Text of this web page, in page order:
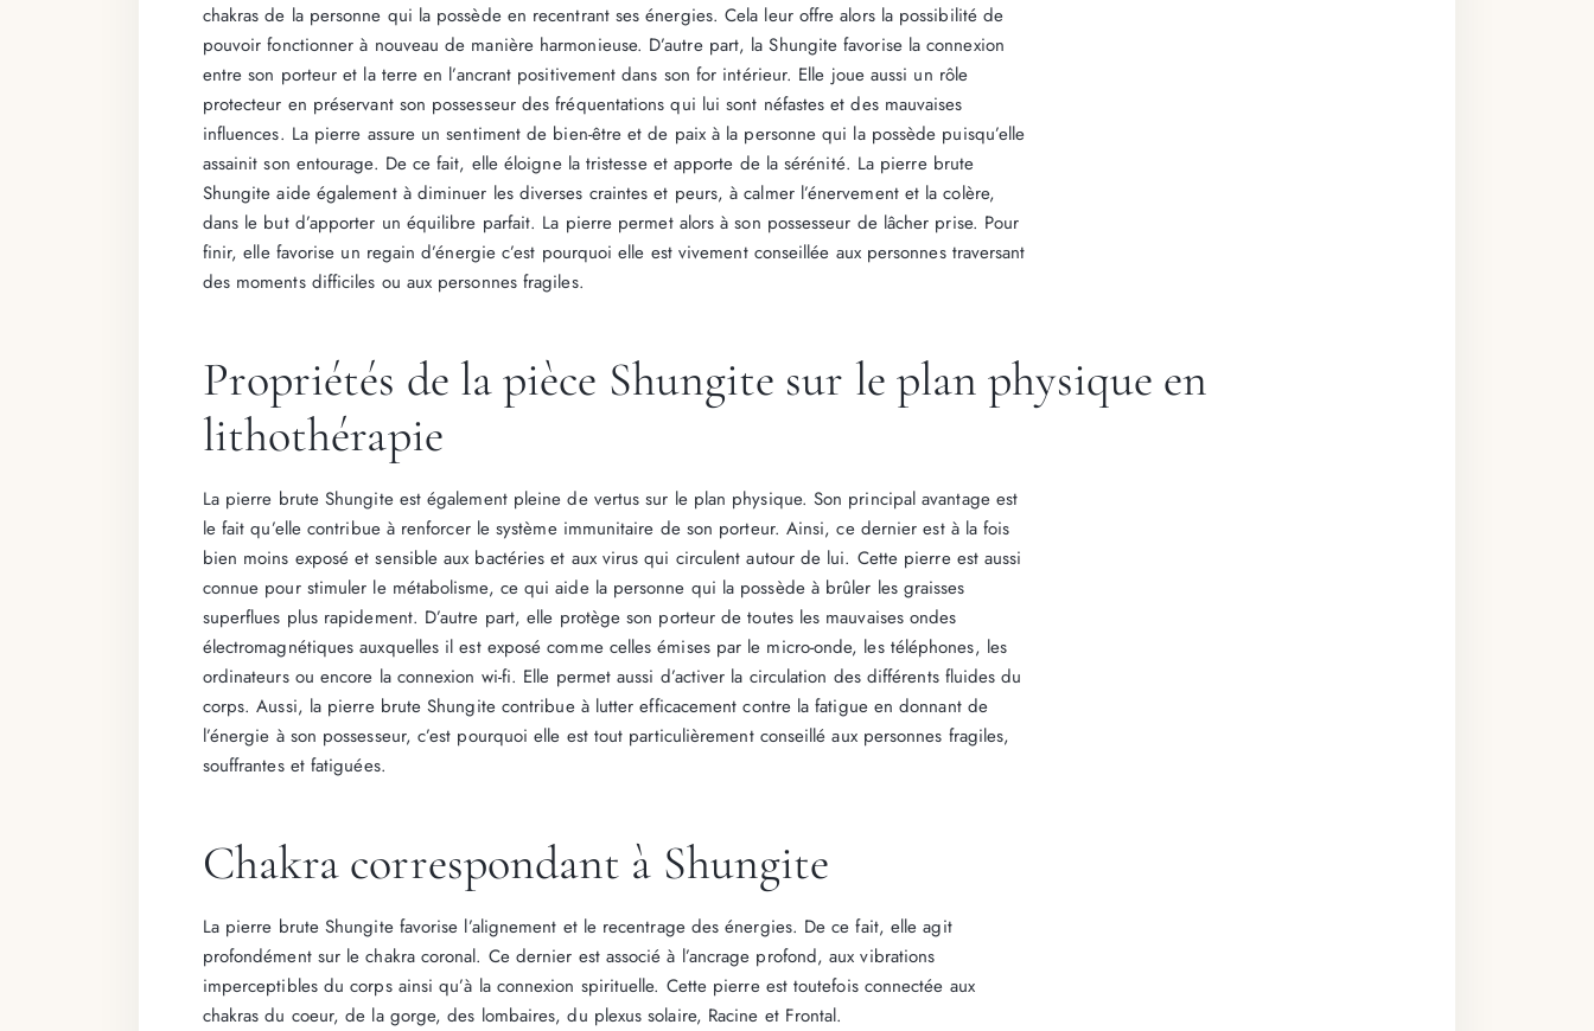
chakras de la personne qui la possède en recentrant ses énergies. Cela leur offre alors la possibilité de
pouvoir fonctionner à nouveau de manière harmonieuse. D’autre part, la Shungite favorise la connexion
entre son porteur et la terre en l’ancrant positivement dans son for intérieur. Elle joue aussi un rôle
protecteur en préservant son possesseur des fréquentations qui lui sont néfastes et des mauvaises
influences. La pierre assure un sentiment de bien-être et de paix à la personne qui la possède puisqu’elle
assainit son entourage. De ce fait, elle éloigne la tristesse et apporte de la sérénité. La pierre brute
Shungite aide également à diminuer les diverses craintes et peurs, à calmer l’énervement et la colère,
dans le but d’apporter un équilibre parfait. La pierre permet alors à son possesseur de lâcher prise. Pour
finir, elle favorise un regain d’énergie c’est pourquoi elle est vivement conseillée aux personnes traversant
des moments difficiles ou aux personnes fragiles.
Propriétés de la pièce Shungite sur le plan physique en
lithothérapie
La pierre brute Shungite est également pleine de vertus sur le plan physique. Son principal avantage est
le fait qu’elle contribue à renforcer le système immunitaire de son porteur. Ainsi, ce dernier est à la fois
bien moins exposé et sensible aux bactéries et aux virus qui circulent autour de lui. Cette pierre est aussi
connue pour stimuler le métabolisme, ce qui aide la personne qui la possède à brûler les graisses
superflues plus rapidement. D’autre part, elle protège son porteur de toutes les mauvaises ondes
électromagnétiques auxquelles il est exposé comme celles émises par le micro-onde, les téléphones, les
ordinateurs ou encore la connexion wi-fi. Elle permet aussi d’activer la circulation des différents fluides du
corps. Aussi, la pierre brute Shungite contribue à lutter efficacement contre la fatigue en donnant de
l’énergie à son possesseur, c’est pourquoi elle est tout particulièrement conseillé aux personnes fragiles,
souffrantes et fatiguées.
Chakra correspondant à Shungite
La pierre brute Shungite favorise l’alignement et le recentrage des énergies. De ce fait, elle agit
profondément sur le chakra coronal. Ce dernier est associé à l’ancrage profond, aux vibrations
imperceptibles du corps ainsi qu’à la connexion spirituelle. Cette pierre est toutefois connectée aux
chakras du coeur, de la gorge, des lombaires, du plexus solaire, Racine et Frontal.